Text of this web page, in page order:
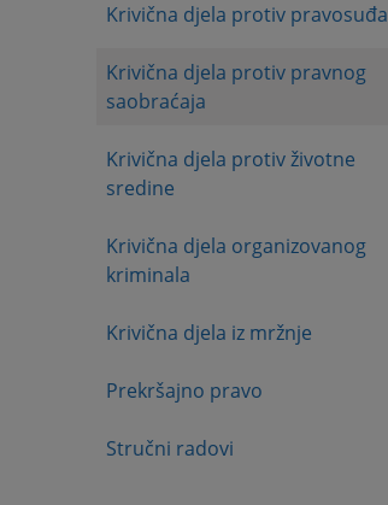
Krivična djela protiv pravosuđa
Krivična djela protiv pravnog
saobraćaja
Krivična djela protiv životne
sredine
Krivična djela organizovanog
kriminala
Krivična djela iz mržnje
Prekršajno pravo
Stručni radovi